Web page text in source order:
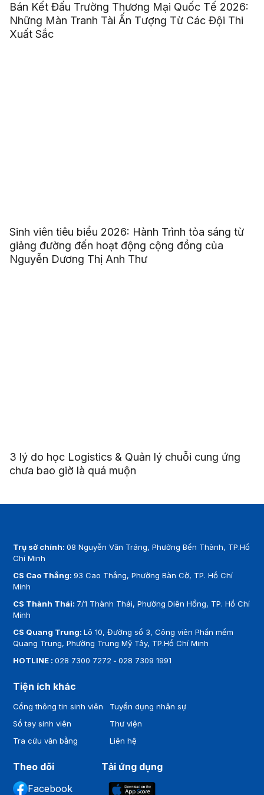
Bán Kết Đấu Trường Thương Mại Quốc Tế 2026:
Những Màn Tranh Tài Ấn Tượng Từ Các Đội Thi
Xuất Sắc
Sinh viên tiêu biểu 2026: Hành Trình tỏa sáng từ
giảng đường đến hoạt động cộng đồng của
Nguyễn Dương Thị Anh Thư
3 lý do học Logistics & Quản lý chuỗi cung ứng
chưa bao giờ là quá muộn
Trụ sở chính:08 Nguyễn Văn Tráng, Phường Bến Thành, TP.Hồ
Chí Minh
CS Cao Thắng:93 Cao Thắng, Phường Bàn Cờ, TP. Hồ Chí
Minh
CS Thành Thái: 7/1 Thành Thái, Phường Diên Hồng, TP. Hồ Chí
Minh
CS Quang Trung:Lô 10, Đường số 3, Công viên Phần mềm
Quang Trung, Phường Trung Mỹ Tây, TP.Hồ Chí Minh
HOTLINE :028 7300 7272 -028 7309 1991
Tiện ích khác
Cổng thông tin sinh viên
Sổ tay sinh viên
Tra cứu văn bằng
Tuyển dụng nhân sự
Thư viện
Liên hệ
Theo dõi
Facebook
Tải ứng dụng